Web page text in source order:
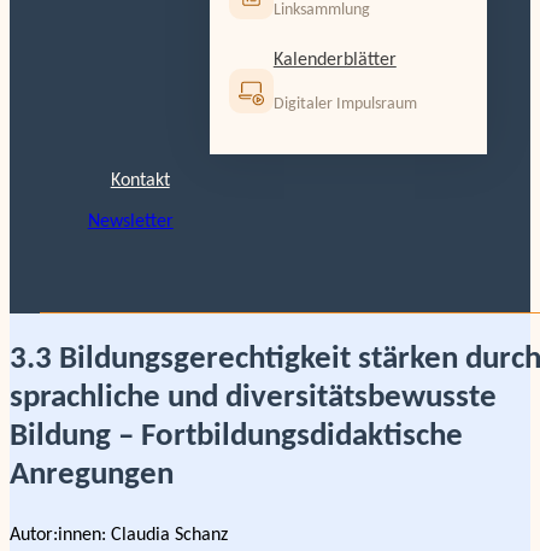
Linksammlung
Kalenderblätter
Digitaler Impulsraum
Kontakt
Newsletter
3.3 Bildungsgerechtigkeit stärken durch
sprachliche und diversitätsbewusste
Bildung – Fortbildungsdidaktische
Anregungen
Autor:innen: Claudia Schanz